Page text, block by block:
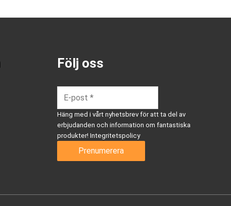
Följ oss
Häng med i vårt nyhetsbrev för att ta del av
erbjudanden och information om fantastiska
produkter! Integritetspolicy